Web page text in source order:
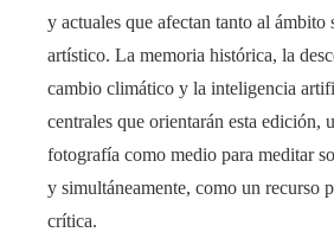
y actuales que afectan tanto al ámbito
artístico. La memoria histórica, la
cambio climático y la inteligencia
centrales que orientarán esta edición,
fotografía como medio para meditar
y simultáneamente, como un recurso
crítica.